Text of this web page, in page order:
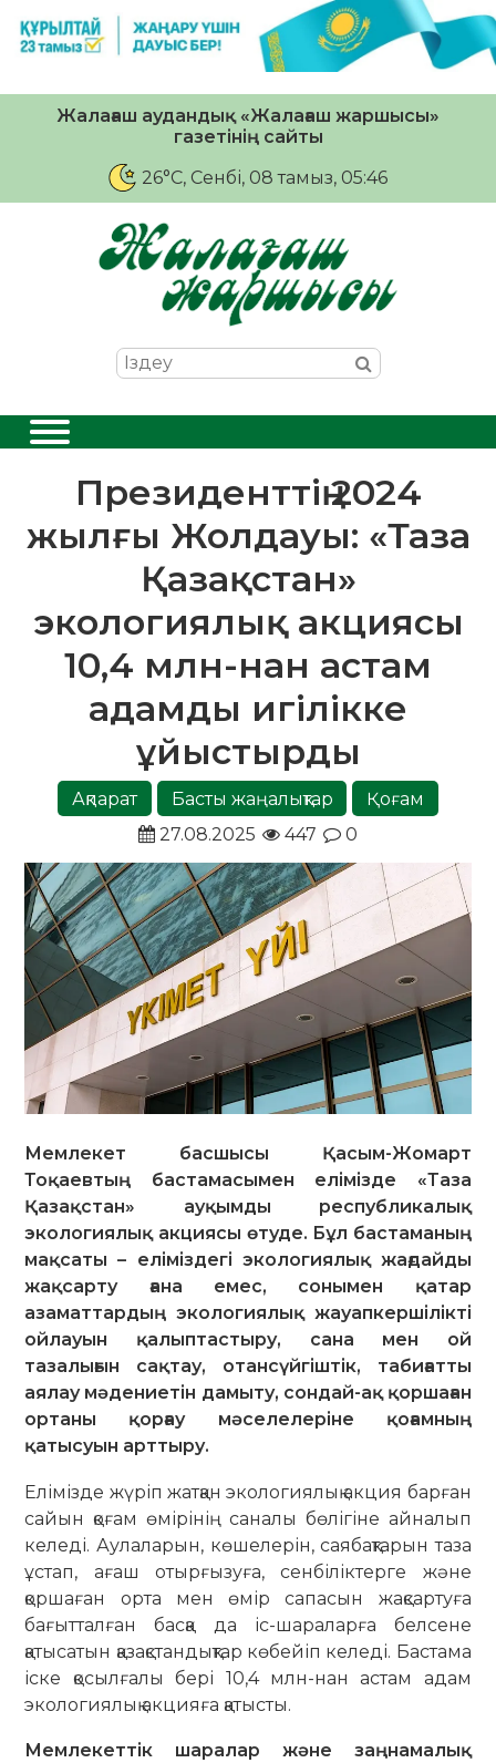
Жалағаш аудандық «Жалағаш жаршысы»
газетінің сайты
26°C, Сенбі, 08 тамыз, 05:46
Президенттің 2024
жылғы Жолдауы: «Таза
Қазақстан»
экологиялық акциясы
10,4 млн-нан астам
адамды игілікке
ұйыстырды
Ақпарат Басты жаңалықтар
Қоғам
27.08.2025
447 0
Мемлекет басшысы Қасым-Жомарт
Тоқаевтың бастамасымен елімізде «Таза
Қазақстан» ауқымды республикалық
экологиялық акциясы өтуде. Бұл бастаманың
мақсаты – еліміздегі экологиялық жағдайды
жақсарту ғана емес, сонымен қатар
азаматтардың экологиялық жауапкершілікті
ойлауын қалыптастыру, сана мен ой
тазалығын сақтау, отансүйгіштік, табиғатты
аялау мәдениетін дамыту, сондай-ақ қоршаған
ортаны қорғау мәселелеріне қоғамның
қатысуын арттыру.
Елімізде жүріп жатқан экологиялық акция барған
сайын қоғам өмірінің саналы бөлігіне айналып
келеді. Аулаларын, көшелерін, саябақтарын таза
ұстап, ағаш отырғызуға, сенбіліктерге және
қоршаған орта мен өмір сапасын жақсартуға
бағытталған басқа да іс-шараларға белсене
қатысатын қазақстандықтар көбейіп келеді. Бастама
іске қосылғалы бері 10,4 млн-нан астам адам
экологиялық акцияға қатысты.
Мемлекеттік шаралар және заңнамалық